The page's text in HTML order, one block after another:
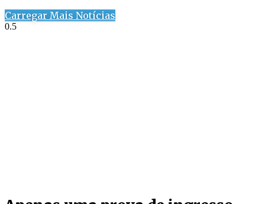
Carregar Mais Notícias